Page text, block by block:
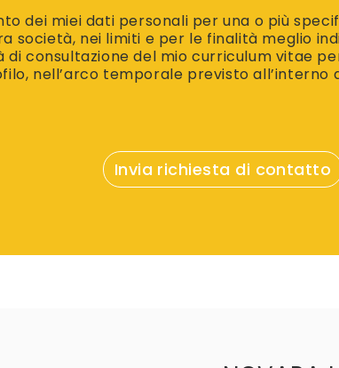
dei miei dati personali per una o più
società, nei limiti e per le finalità meglio
consultazione del mio curriculum vitae
nell’arco temporale previsto all’interno